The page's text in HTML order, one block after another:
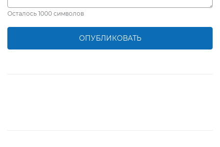
Осталось 1000 символов
ОПУБЛИКОВАТЬ